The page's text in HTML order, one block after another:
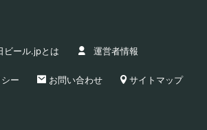
ビール.jpとは 運営者情報
ー お問い合わせ サイトマップ